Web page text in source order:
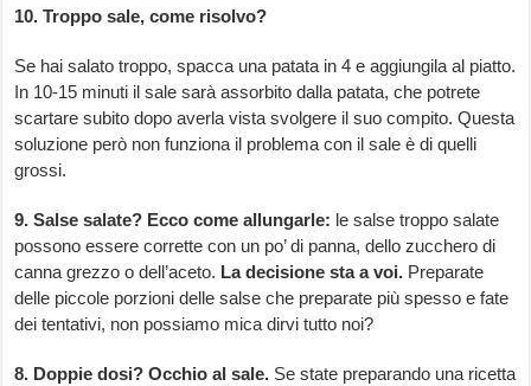
10. Troppo sale, come risolvo?
Se hai salato troppo, spacca una patata in 4 e aggiungila al piatto.
In 10-15 minuti il sale sarà assorbito dalla patata, che potrete
scartare subito dopo averla vista svolgere il suo compito. Questa
soluzione però non funziona il problema con il sale è di quelli
grossi.
9. Salse salate? Ecco come allungarle: le salse troppo salate
possono essere corrette con un po’ di panna, dello zucchero di
canna grezzo o dell’aceto. La decisione sta a voi. Preparate
delle piccole porzioni delle salse che preparate più spesso e fate
dei tentativi, non possiamo mica dirvi tutto noi?
8. Doppie dosi?Occhio al sale. Se state preparando una ricetta